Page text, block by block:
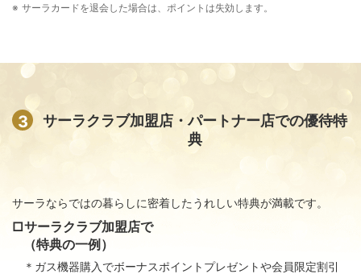
サーラカードを退会した場合は、ポイントは失効します。
3
サーラクラブ加盟店・パートナー店での優待特
典
サーラならではの暮らしに密着したうれしい特典が満載です。
□サーラクラブ加盟店で
（特典の一例）
＊ガス機器購入でボーナスポイントプレゼントや会員限定割引